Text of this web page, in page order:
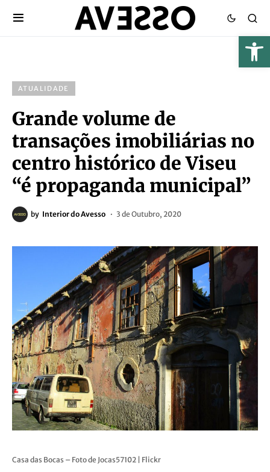
ATUALIDADE
Grande volume de
transações imobiliárias no
centro histórico de Viseu
“é propaganda municipal”
by Interior do Avesso 3 de Outubro, 2020
Casa das Bocas – Foto de Jocas57102 | Flickr